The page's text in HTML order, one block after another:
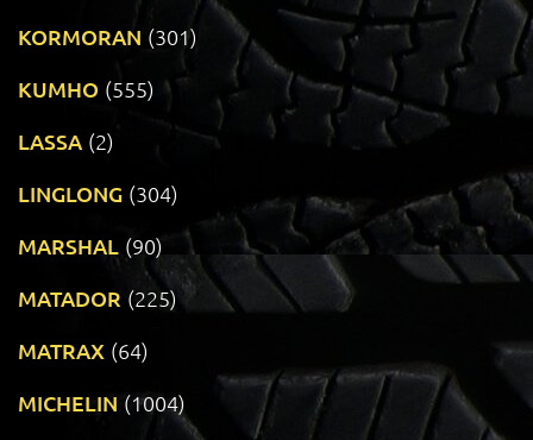
KORMORAN (301)
KUMHO (555)
LASSA (2)
LINGLONG (304)
MARSHAL (90)
MATADOR (225)
MATRAX (64)
MICHELIN (1004)